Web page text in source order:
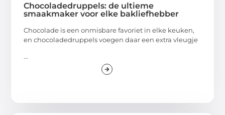
Chocoladedruppels: de ultieme
smaakmaker voor elke bakliefhebber
Chocolade is een onmisbare favoriet in elke keuken,
en chocoladedruppels voegen daar een extra vleugje
...